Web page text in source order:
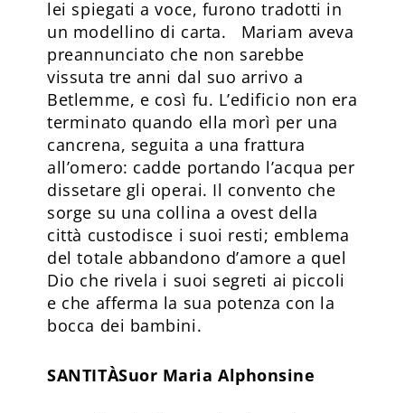
lei spiegati a voce, furono tradotti in
un modellino di carta. Mariam aveva
preannunciato che non sarebbe
vissuta tre anni dal suo arrivo a
Betlemme, e così fu. L’edificio non era
terminato quando ella morì per una
cancrena, seguita a una frattura
all’omero: cadde portando l’acqua per
dissetare gli operai. Il convento che
sorge su una collina a ovest della
città custodisce i suoi resti; emblema
del totale abbandono d’amore a quel
Dio che rivela i suoi segreti ai piccoli
e che afferma la sua potenza con la
bocca dei bambini.
SANTITÀSuor Maria Alphonsine